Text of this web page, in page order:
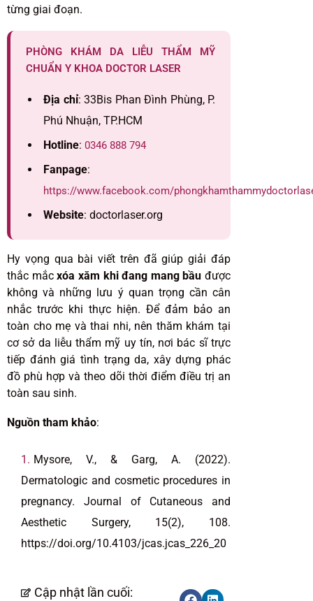
từng giai đoạn.
PHÒNG KHÁM DA LIỄU THẨM MỸ
CHUẨN Y KHOA DOCTOR LASER
Địa chỉ: 33Bis Phan Đình Phùng, P.
Phú Nhuận, TP.HCM
Hotline: 0346 888 794
Fanpage:
https://www.facebook.com/
Website: doctorlaser.org
Hy vọng qua bài viết trên đã giúp giải đáp
thắc mắcxóa xăm khi đang mang bầu được
không và những lưu ý quan trọng cần cân
nhắc trước khi thực hiện. Để đảm bảo an
toàn cho mẹ và thai nhi, nên thăm khám tại
cơ sở da liễu thẩm mỹ uy tín, nơi bác sĩ trực
tiếp đánh giá tình trạng da, xây dựng phác
đồ phù hợp và theo dõi thời điểm điều trị an
toàn sau sinh.
Nguồn tham khảo:
Mysore, V., & Garg, A. (2022).
Dermatologic and cosmetic procedures in
pregnancy. Journal of Cutaneous and
Aesthetic Surgery, 15(2), 108.
https://doi.org/10.4103/jcas.jcas_226_20
Cập nhật lần cuối: